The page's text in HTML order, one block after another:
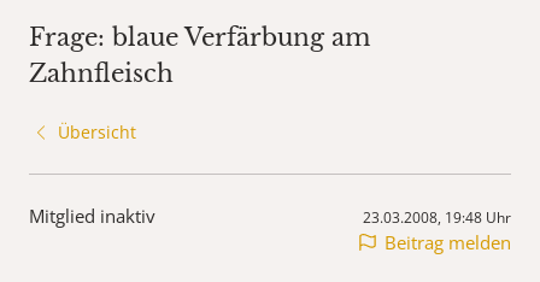
Frage: blaue Verfärbung am
Zahnfleisch
Übersicht
Mitglied inaktiv 23.03.2008, 19:48 Uhr
Beitrag melden